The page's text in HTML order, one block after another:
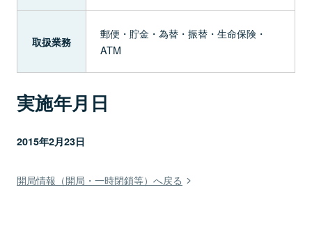
取扱業務
郵便・貯金・為替・振替・生命保険・
ATM
実施年月日
2015年2月23日
開局情報（開局・一時閉鎖等）へ戻る